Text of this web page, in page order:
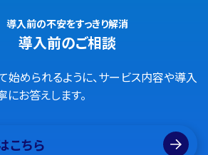
導入前の不安をすっきり解消
導入前のご相談
始められるように、サービス内容や導入
お答えします。
こちら